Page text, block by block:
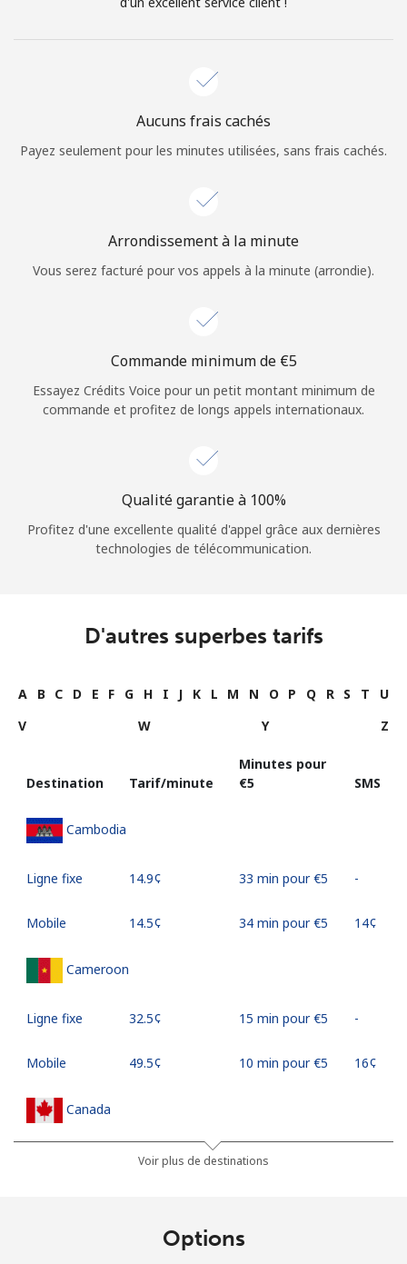
Login
Continue avec
Aucuns frais cachés
Payez seulement pour les minutes utilisées, sans frais cachés.
Arrondissement à la minute
Vous serez facturé pour vos appels à la minute (arrondie).
Commande minimum de ⁦€5⁩
Essayez Crédits Voice pour un petit montant minimum de
commande et profitez de longs appels internationaux.
Qualité garantie à 100%
Profitez d'une excellente qualité d'appel grâce aux dernières
technologies de télécommunication.
D'autres superbes tarifs
A B C D E F G H I J K L M N O P Q R S T
U
V
W Y Z
Destination Tarif/minute
Minutes pour
⁦€5⁩
SMS
Cambodia
Ligne fixe ⁦14.9¢⁩ 33 min pour ⁦€5⁩ -
Mobile ⁦14.5¢⁩ 34 min pour ⁦€5⁩ ⁦14¢⁩
Cameroon
Ligne fixe ⁦32.5¢⁩ 15 min pour ⁦€5⁩ -
Mobile ⁦49.5¢⁩ 10 min pour ⁦€5⁩ ⁦16¢⁩
Canada
⁦1.5¢⁩
333 min pour
Voir plus de destinations
Options